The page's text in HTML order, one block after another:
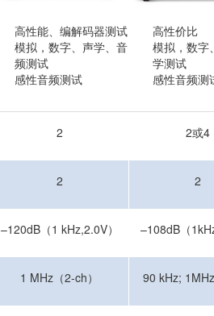
高性能、编解码器测试
模拟，数字、声学、音
频测试
感性音频测试
高性价比
模拟，数字
学测试
感性音频测
2 2或4
2 2
–120dB（1 kHz,2.0V） –108dB（
1 MHz（2-ch） 90 kHz;